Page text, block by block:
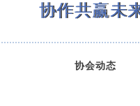
协作共赢未
协会动态